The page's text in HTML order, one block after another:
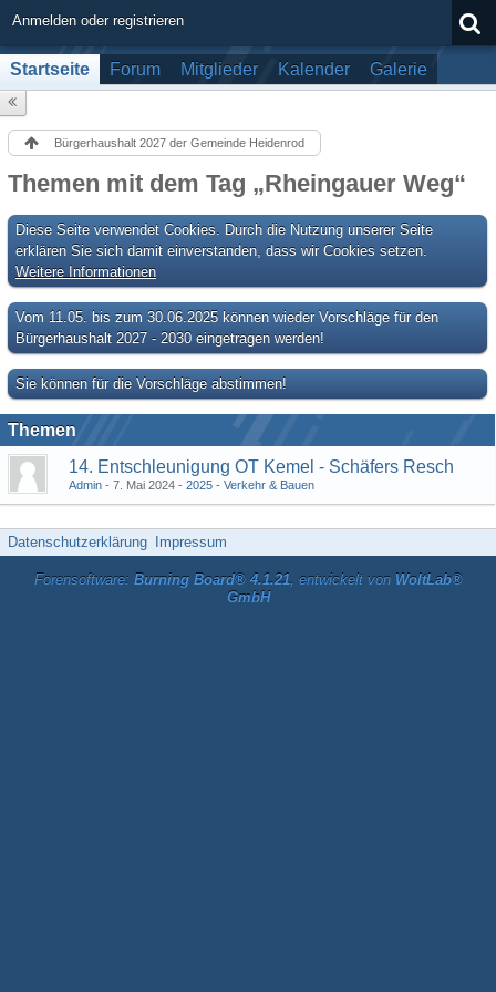
Anmelden oder registrieren
Startseite Forum Mitglieder Kalender Galerie
Bürgerhaushalt 2027 der Gemeinde Heidenrod
Themen mit dem Tag „Rheingauer Weg“
Diese Seite verwendet Cookies. Durch die Nutzung unserer Seite
erklären Sie sich damit einverstanden, dass wir Cookies setzen.
Weitere Informationen
Vom 11.05. bis zum 30.06.2025 können wieder Vorschläge für den
Bürgerhaushalt 2027 - 2030 eingetragen werden!
Sie können für die Vorschläge abstimmen!
Themen
14. Entschleunigung OT Kemel - Schäfers Resch
Admin 7. Mai 2024 2025 - Verkehr & Bauen
Datenschutzerklärung Impressum
Forensoftware: Burning Board® 4.1.21, entwickelt von WoltLab®
GmbH